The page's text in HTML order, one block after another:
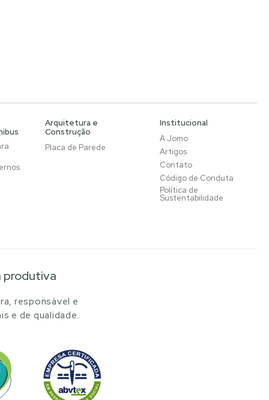
Arquitetura e
Construção
Placa de Parede
Institucional
A Jomo
Artigos
Contato
Código de Conduta
Política de
Sustentabilidade
produtiva
responsável e
e de qualidade.